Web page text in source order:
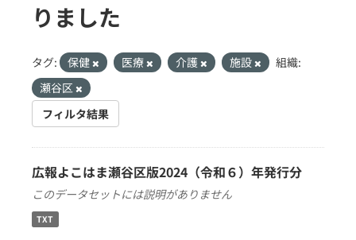
りました
タグ: 保健 医療 介護 施設
組織:
瀬谷区
フィルタ結果
広報よこはま瀬谷区版2024（令和６）年発行分
このデータセットには説明がありません
TXT